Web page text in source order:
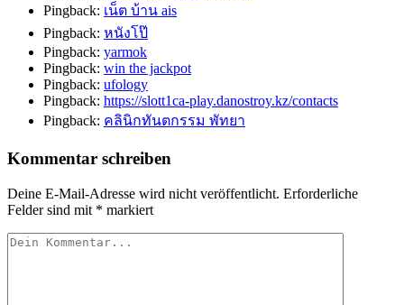
Pingback: เน็ต บ้าน ais
Pingback: หนังโป๊
Pingback: yarmok
Pingback: win the jackpot
Pingback: ufology
Pingback: https://slott1ca-play.danostroy.kz/contacts
Pingback: คลินิกทันตกรรม พัทยา
Kommentar schreiben
Deine E-Mail-Adresse wird nicht veröffentlicht. Erforderliche
Felder sind mit * markiert